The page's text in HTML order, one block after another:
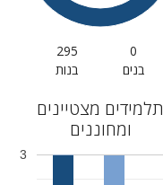
0
בנים
295
בנות
תלמידים מצטיינים
ומחוננים
3